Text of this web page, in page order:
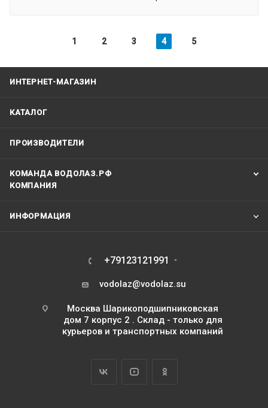
1 2 3 4 5
ИНТЕРНЕТ-МАГАЗИН
КАТАЛОГ
ПРОИЗВОДИТЕЛИ
КОМАНДА ВОДОЛАЗ.РФ
КОМПАНИЯ
ИНФОРМАЦИЯ
+79123121991
vodolaz@vodolaz.su
Москва Шарикоподшипниковская
дом 7 корпус 2 . Склад - только для
курьеров и транспортных компаний